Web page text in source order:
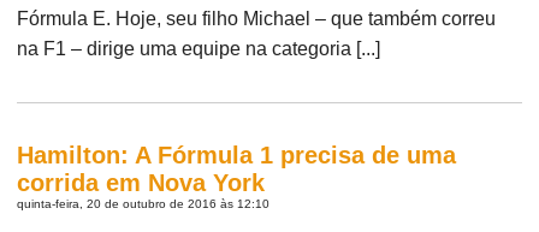
Fórmula E. Hoje, seu filho Michael – que também correu
na F1 – dirige uma equipe na categoria [...]
Hamilton: A Fórmula 1 precisa de uma
corrida em Nova York
quinta-feira, 20 de outubro de 2016 às 12:10